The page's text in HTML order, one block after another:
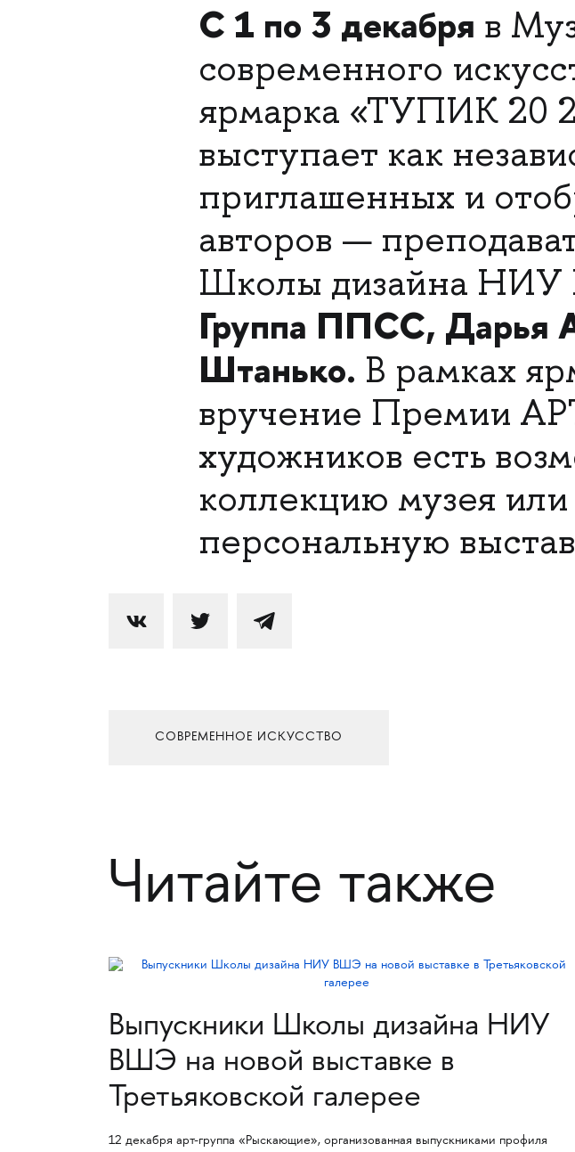
С 1 по 3 декабря в
современного
ярмарка «ТУПИК 20
выступает как
приглашенных и
авторов —
Школы дизайна
Группа ППСС, Дарья
Штанько. В рамках
вручение Премии
художников есть
коллекцию музея
персональную
СОВРЕМЕННОЕ ИСКУССТВО
Читайте также
Выпускники Школы дизайна НИУ
ВШЭ на новой выставке в
Третьяковской галерее
12 декабря арт-группа «Рыскающие», организованная выпускниками профиля